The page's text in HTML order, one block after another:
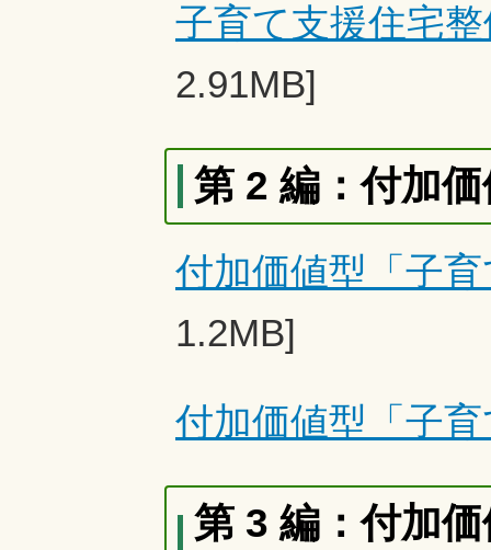
子育て支援住宅
2.91MB]
第 2 編：付加
付加価値型「子
1.2MB]
付加価値型「子
第 3 編：付加